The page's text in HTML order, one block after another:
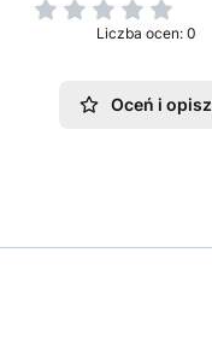
Liczba ocen: 0
Oceń i opisz